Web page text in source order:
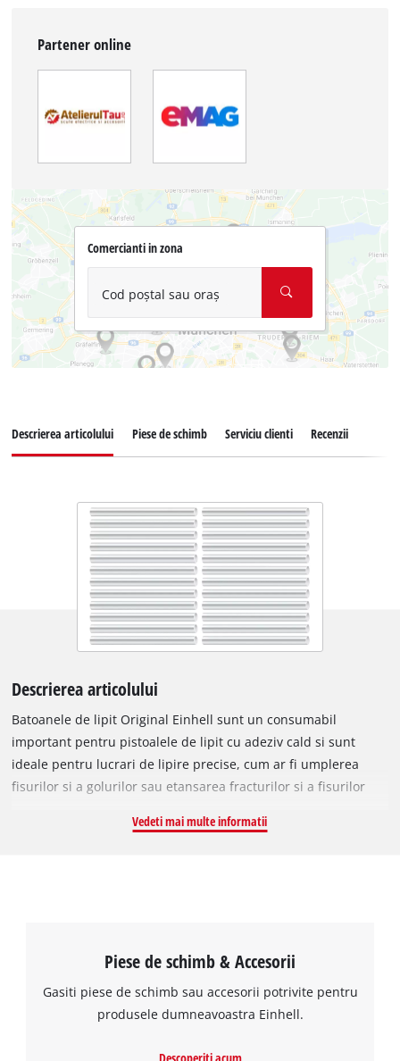
Partener online
Comercianti in zona
Cod poștal sau oraș
Descrierea articolului Piese de schimb Serviciu clienti Recenzii
Descrierea articolului
Batoanele de lipit Original Einhell sunt un consumabil
important pentru pistoalele de lipit cu adeziv cald si sunt
ideale pentru lucrari de lipire precise, cum ar fi umplerea
fisurilor si a golurilor sau etansarea fracturilor si a fisurilor
have absolut, in special pentru artizanat. Batoanele
Vedeti mai multe informatii
Piese de schimb & Accesorii
Gasiti piese de schimb sau accesorii potrivite pentru
produsele dumneavoastra Einhell.